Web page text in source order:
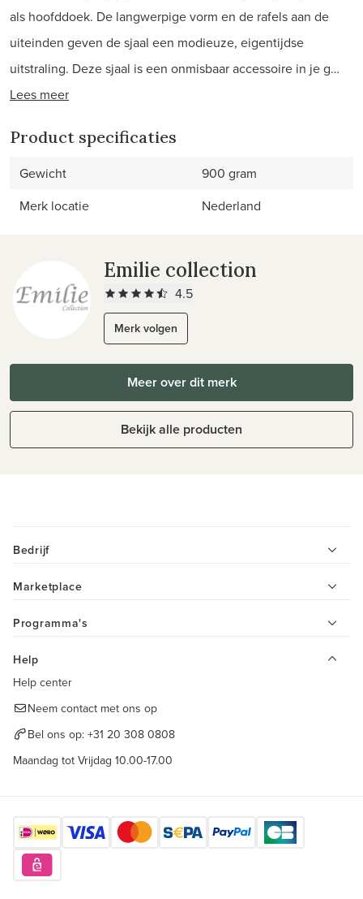
als hoofddoek. De langwerpige vorm en de rafels aan de
uiteinden geven de sjaal een modieuze, eigentijdse
uitstraling. Deze sjaal is een onmisbaar accessoire in je g…
Lees meer
Product specificaties
Gewicht
900 gram
Merk locatie
Nederland
Emilie collection
4.5
Merk volgen
Meer over dit merk
Bekijk alle producten
Bedrijf
Marketplace
Programma's
Help
Help center
Neem contact met ons op
Bel ons op: +31 20 308 0808
Maandag tot Vrijdag 10.00-17.00